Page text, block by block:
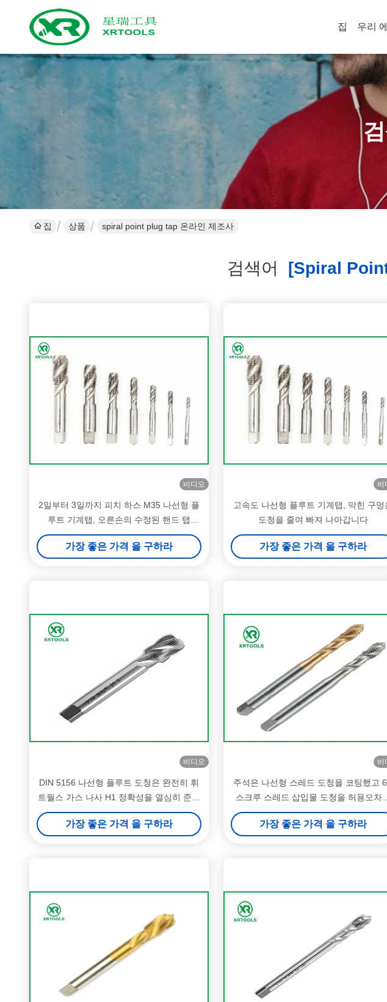
집 우리
집 상품 spiral point plug tap 온라인 제조사
검색어 [spiral
비디오
2일부터 3일까지 피치 하스 M35 나선형 플
루트 기계탭, 오른손의 수정된 핸드 탭
ISO529 표준
가장 좋은 가격 을 구하라
비
고속도 나선형 플루트 기계탭, 막힌 구멍
도청을 줄여 빠져 나아갑니다
가장 좋은 가격 을 구하라
비디오
DIN 5156 나선형 플루트 도청은 완전히 휘
트월스 가스 나사 H1 정확성을 열심히 준비
했습니다
가장 좋은 가격 을 구하라
비
주석은 나선형 스레드 도청을 코팅했고
스크루 스레드 삽입물 도청을 허용오차를
줍니다
가장 좋은 가격 을 구하라